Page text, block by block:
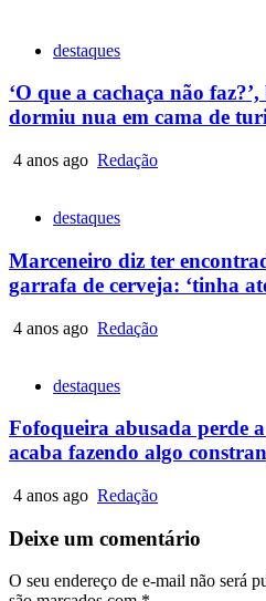
destaques
‘O que a cachaça não
dormiu nua em cama de
4 anos ago Redação
destaques
Marceneiro diz ter
garrafa de cerveja: ‘tinha
4 anos ago Redação
destaques
Fofoqueira abusada perde
acaba fazendo algo
4 anos ago Redação
Deixe um comentário
O seu endereço de e-mail não será